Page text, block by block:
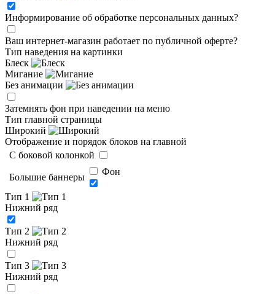
Информирование об обработке персональных данных?
Ваш интернет-магазин работает по публичной оферте?
Тип наведения на картинки
Блеск
Мигание
Без анимации
Затемнять фон при наведении на меню
Тип главной страницы
Широкий
Отображение и порядок блоков на главной
C боковой колонкой
Большие баннеры
Фон
Тип 1
Нижний ряд
Тип 2
Нижний ряд
Тип 3
Нижний ряд